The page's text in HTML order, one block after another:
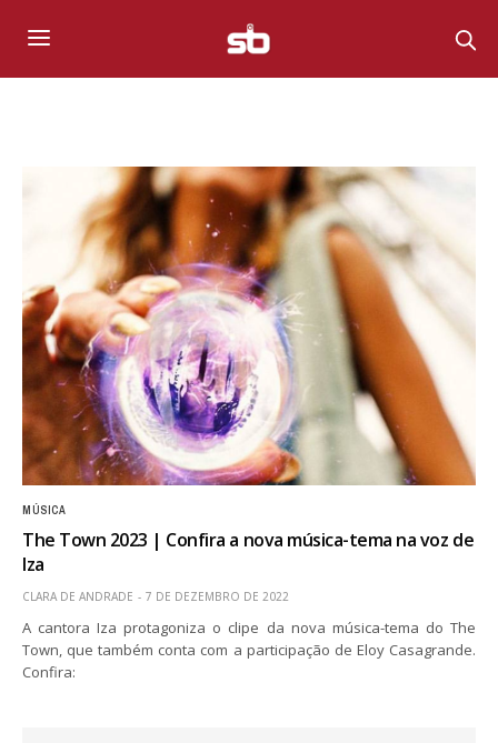
MÚSICA
The Town 2023 | Confira a nova música-tema na voz de
Iza
CLARA DE ANDRADE 7 DE DEZEMBRO DE 2022
A cantora Iza protagoniza o clipe da nova música-tema do The
Town, que também conta com a participação de Eloy Casagrande.
Confira: